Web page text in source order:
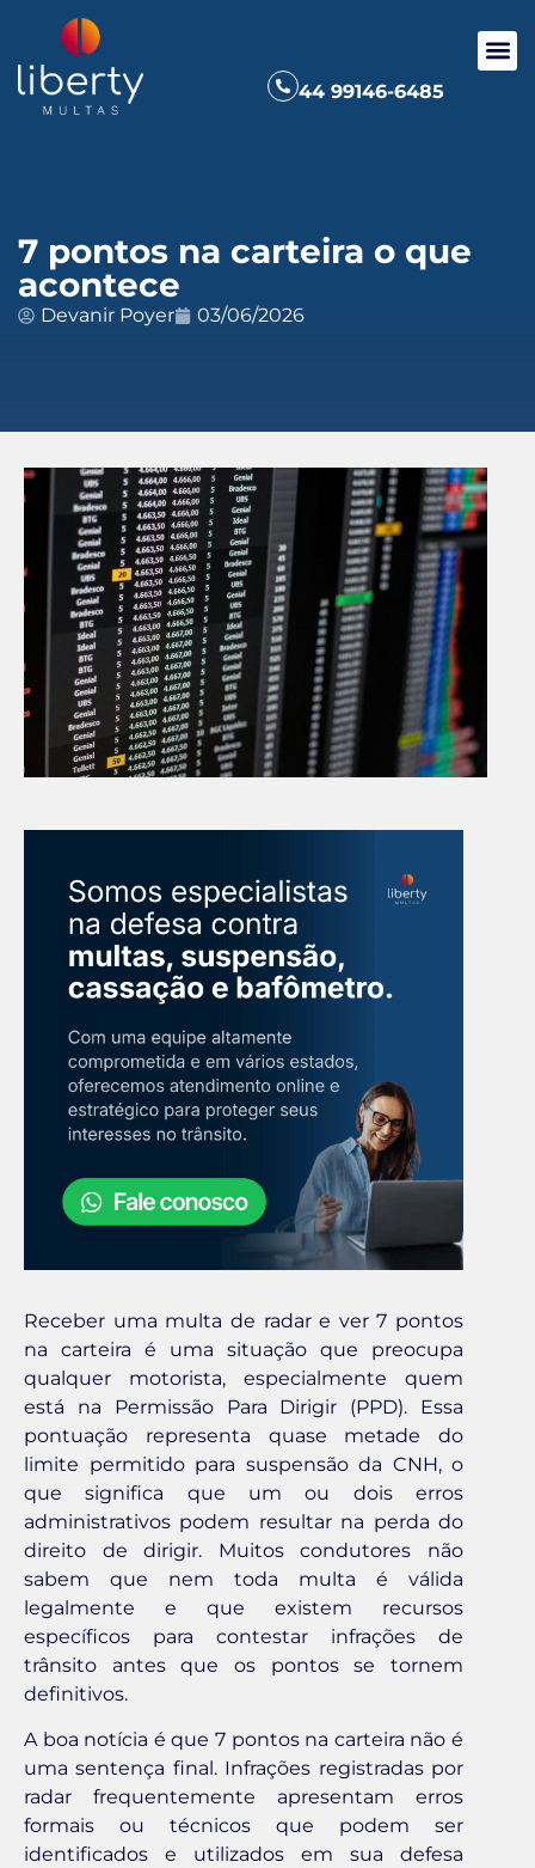
44 99146-6485
7 pontos na carteira o que
acontece
Devanir Poyer 03/06/2026
Receber uma multa de radar e ver 7 pontos
na carteira é uma situação que preocupa
qualquer motorista, especialmente quem
está na Permissão Para Dirigir (PPD). Essa
pontuação representa quase metade do
limite permitido para suspensão da CNH, o
que significa que um ou dois erros
administrativos podem resultar na perda do
direito de dirigir. Muitos condutores não
sabem que nem toda multa é válida
legalmente e que existem recursos
específicos para contestar infrações de
trânsito antes que os pontos se tornem
definitivos.
A boa notícia é que 7 pontos na carteira não é
uma sentença final. Infrações registradas por
radar frequentemente apresentam erros
formais ou técnicos que podem ser
identificados e utilizados em sua defesa